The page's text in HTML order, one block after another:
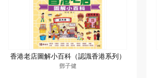
香港老店圖解小百科（認識香港系列）
鄧子健